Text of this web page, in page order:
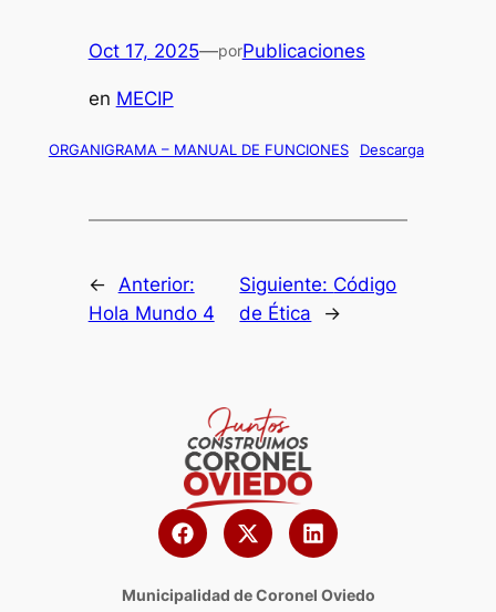
Oct 17, 2025—porPublicaciones
en MECIP
ORGANIGRAMA – MANUAL DE FUNCIONES Descarga
← Anterior:
Hola Mundo 4
Siguiente: Código
de Ética
→
Municipalidad de Coronel Oviedo